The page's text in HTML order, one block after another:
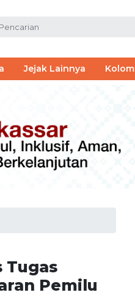
Jejak Lainnya Kolom
Tugas
Pemilu